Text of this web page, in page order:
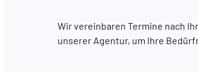
Wir vereinbaren Termine nach
unserer Agentur, um Ihre